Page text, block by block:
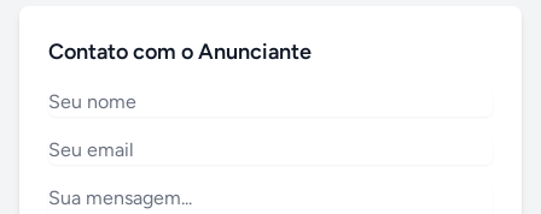
Contato com o Anunciante